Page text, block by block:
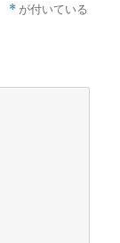
* が付いている